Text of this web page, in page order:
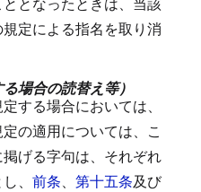
定による指名を取り消
場合の読替え等）
する場合においては、
の適用については、こ
げる字句は、それぞれ
、 前条、 第十五条及び